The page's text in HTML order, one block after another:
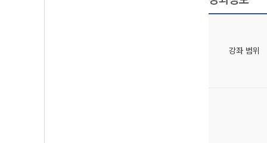
강좌 범위